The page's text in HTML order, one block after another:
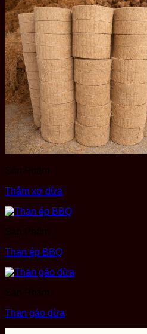
Sản Phẩm
Thảm xơ dừa
Sản Phẩm
Than ép BBQ
Sản Phẩm
Than gáo dừa